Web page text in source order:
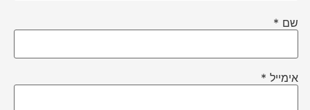
שם *
אימייל *